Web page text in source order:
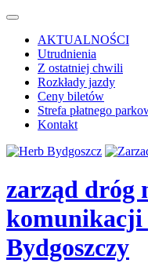
AKTUALNOŚCI
Utrudnienia
Z ostatniej chwili
Rozkłady jazdy
Ceny biletów
Strefa płatnego
Kontakt
zarząd dróg
komunikacji
Bydgoszczy